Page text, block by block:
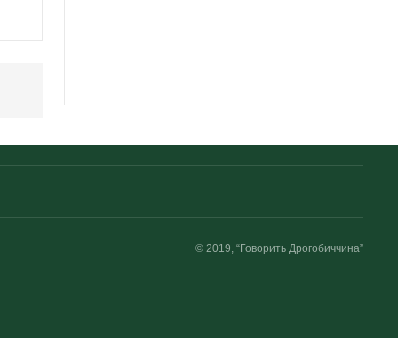
© 2019, “Говорить Дрогобиччина”